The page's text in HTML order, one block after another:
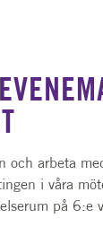
och arbeta
i våra
på 6:e